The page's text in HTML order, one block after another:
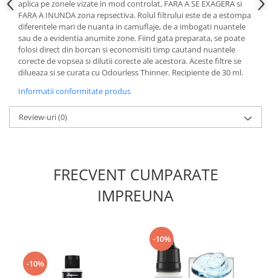
Vallejo Auxiliaries
Vallejo Acrylic Textures
Vopsea la sticluta
Vallejo Liquid Gold
Vallejo Weathering Effects
Vallejo Model Wash
Vallejo Metal Color
Creioane Weathering
Playmarkers
Vopsele acrilice & Seturi de vopsele
aplica pe zonele vizate in mod controlat, FARA A SE EXAGERA si
FARA A INUNDA zona repsectiva. Rolul filtrului este de a estompa
diferentele mari de nuanta in camuflaje, de a imbogati nuantele
sau de a evidentia anumite zone. Fiind gata preparata, se poate
folosi direct din borcan si economisiti timp cautand nuantele
corecte de vopsea si dilutii corecte ale acestora. Aceste filtre se
dilueaza si se curata cu Odourless Thinner. Recipiente de 30 ml.
Informatii conformitate produs
Review-uri(0)
FRECVENT CUMPARATE
IMPREUNA
-10%
-10%